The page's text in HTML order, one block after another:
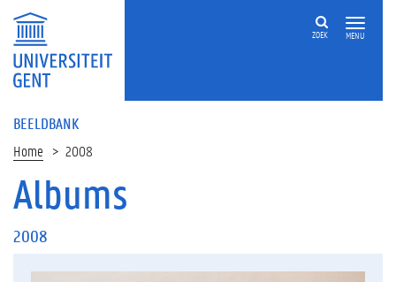
MENU
ZOEK
BEELDBANK
Home 2008
Albums
2008